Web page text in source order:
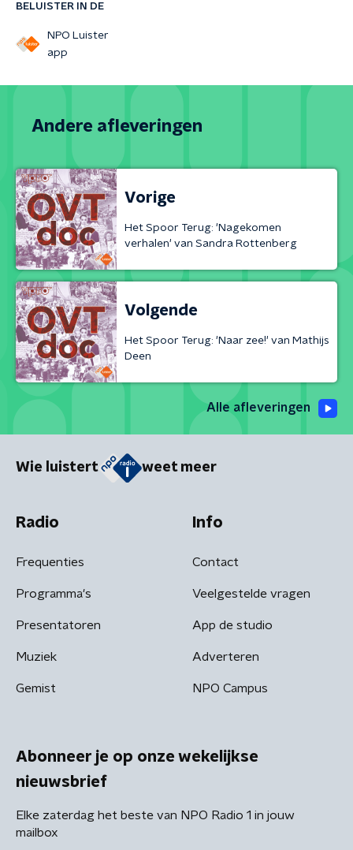
BELUISTER IN DE
NPO Luister
app
Andere afleveringen
Vorige
Het Spoor Terug: 'Nagekomen
verhalen' van Sandra Rottenberg
Volgende
Het Spoor Terug: 'Naar zee!' van Mathijs
Deen
Alle afleveringen
Wie luistert weet meer
Radio
Frequenties
Programma's
Presentatoren
Muziek
Gemist
Info
Contact
Veelgestelde vragen
App de studio
Adverteren
NPO Campus
Abonneer je op onze wekelijkse
nieuwsbrief
Elke zaterdag het beste van NPO Radio 1 in jouw
mailbox